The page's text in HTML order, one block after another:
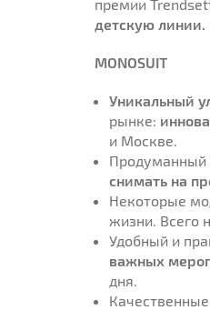
премии
детскую линии.
MONOSUIT
Уникальный
рынке:
и Москве.
Продуманный
снимать на
Некоторые
жизни. Всего
Удобный и
важных
дня.
Качественные